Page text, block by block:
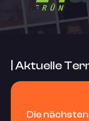
| Aktuelle
Die